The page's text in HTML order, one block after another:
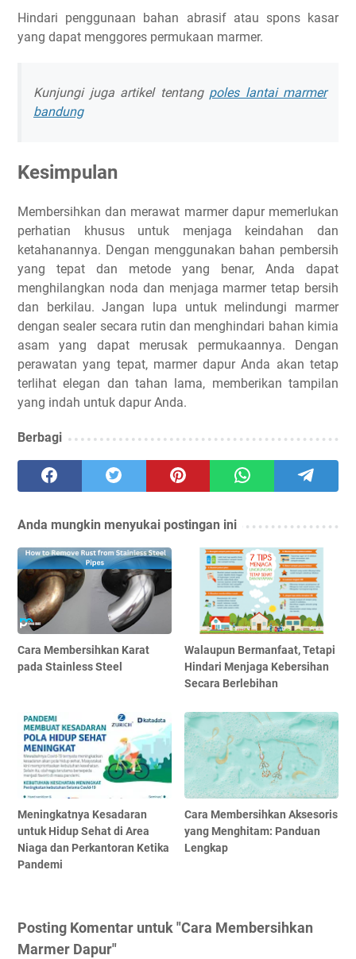
Hindari penggunaan bahan abrasif atau spons kasar
yang dapat menggores permukaan marmer.
Kunjungi juga artikel tentang poles lantai marmer
bandung
Kesimpulan
Membersihkan dan merawat marmer dapur memerlukan
perhatian khusus untuk menjaga keindahan dan
ketahanannya. Dengan menggunakan bahan pembersih
yang tepat dan metode yang benar, Anda dapat
menghilangkan noda dan menjaga marmer tetap bersih
dan berkilau. Jangan lupa untuk melindungi marmer
dengan sealer secara rutin dan menghindari bahan kimia
asam yang dapat merusak permukaannya. Dengan
perawatan yang tepat, marmer dapur Anda akan tetap
terlihat elegan dan tahan lama, memberikan tampilan
yang indah untuk dapur Anda.
Berbagi
Anda mungkin menyukai postingan ini
Cara Membersihkan Karat
pada Stainless Steel
Walaupun Bermanfaat, Tetapi
Hindari Menjaga Kebersihan
Secara Berlebihan
Meningkatnya Kesadaran
untuk Hidup Sehat di Area
Niaga dan Perkantoran Ketika
Pandemi
Cara Membersihkan Aksesoris
yang Menghitam: Panduan
Lengkap
Posting Komentar untuk "Cara Membersihkan
Marmer Dapur"